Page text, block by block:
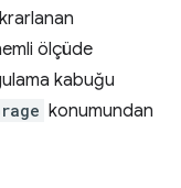
ölçüde
kabuğu
konumundan